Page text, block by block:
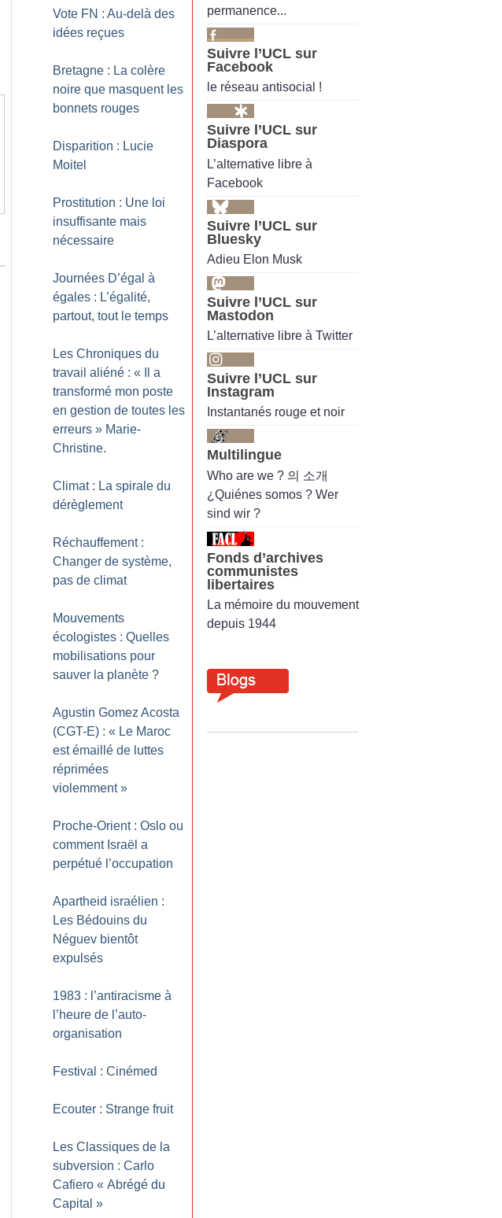
Vote FN : Au-delà des
idées reçues
Bretagne : La colère
noire que masquent les
bonnets rouges
Disparition : Lucie
Moitel
Prostitution : Une loi
insuffisante mais
nécessaire
Journées D’égal à
égales : L’égalité,
partout, tout le temps
Les Chroniques du
travail aliéné : «
Il a
transformé mon poste
en gestion de toutes les
erreurs » Marie-
Christine.
Climat : La spirale du
dérèglement
Réchauffement :
Changer de système,
pas de climat
Mouvements
écologistes : Quelles
mobilisations pour
sauver la planète ?
Agustin Gomez Acosta
(CGT-E) : « Le Maroc
est émaillé de luttes
réprimées
violemment »
Proche-Orient : Oslo ou
comment Israël a
perpétué l’occupation
Apartheid israélien :
Les Bédouins du
Néguev bientôt
expulsés
1983 : l’antiracisme à
l’heure de l’auto-
organisation
Festival : Cinémed
Ecouter : Strange fruit
Les Classiques de la
subversion : Carlo
Cafiero « Abrégé du
Capital »
permanence...
Suivre l’UCL sur
Facebook
le réseau antisocial !
Suivre l’UCL sur
Diaspora
L’alternative libre à
Facebook
Suivre l’UCL sur
Bluesky
Adieu Elon Musk
Suivre l’UCL sur
Mastodon
L’alternative libre à Twitter
Suivre l’UCL sur
Instagram
Instantanés rouge et noir
Multilingue
Who are we ? 의 소개
¿Quiénes somos ? Wer
sind wir ?
Fonds d’archives
communistes
libertaires
La mémoire du mouvement
depuis 1944